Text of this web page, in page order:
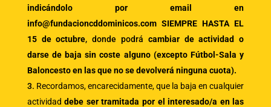
indicándolo por email en
info@fundacioncddominicos.com SIEMPRE HASTA EL
15 de octubre, donde podrá cambiar de actividad o
darse de baja sin coste alguno (excepto Fútbol-Sala y
Baloncesto en las que no se devolverá ninguna cuota).
Recordamos, encarecidamente, que la baja en cualquier
actividaddebe ser tramitada por el interesado/a en las